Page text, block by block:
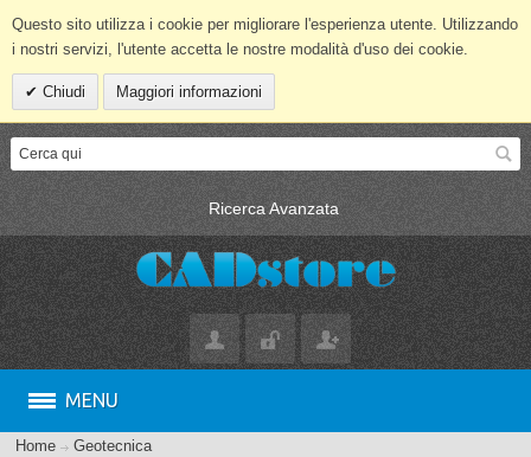
Questo sito utilizza i cookie per migliorare l'esperienza utente. Utilizzando
i nostri servizi, l'utente accetta le nostre modalità d'uso dei cookie.
Chiudi Maggiori informazioni
Ricerca Avanzata
MENU
Home Geotecnica